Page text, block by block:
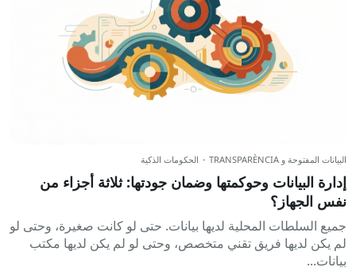
البيانات المفتوحة و TRANSPARÈNCIA · الحكومات الذكية
إدارة البيانات وحوكمتها وضمان جودتها: ثلاثة أجزاء من
نفس الجهاز؟
جميع السلطات المحلية لديها بيانات. حتى لو كانت صغيرة، وحتى لو
لم يكن لديها فريق تقني متخصص، وحتى لو لم يكن لديها مكتب
بيانات...